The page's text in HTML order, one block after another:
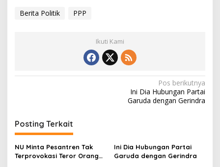
Berita Politik PPP
Ikuti Kami
i
g
a
Pos berikutnya
Ini Dia Hubungan Partai
Garuda dengan Gerindra
Posting Terkait
NU Minta Pesantren Tak
Terprovokasi Teror Orang
Ini Dia Hubungan Partai
Garuda dengan Gerindra